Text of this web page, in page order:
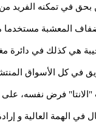
في تمكنه الفريد
المعشبة مستخدما
هي كذلك في دائرة
في كل الأسواق
فرض نفسه، على
في الهمة العالية و